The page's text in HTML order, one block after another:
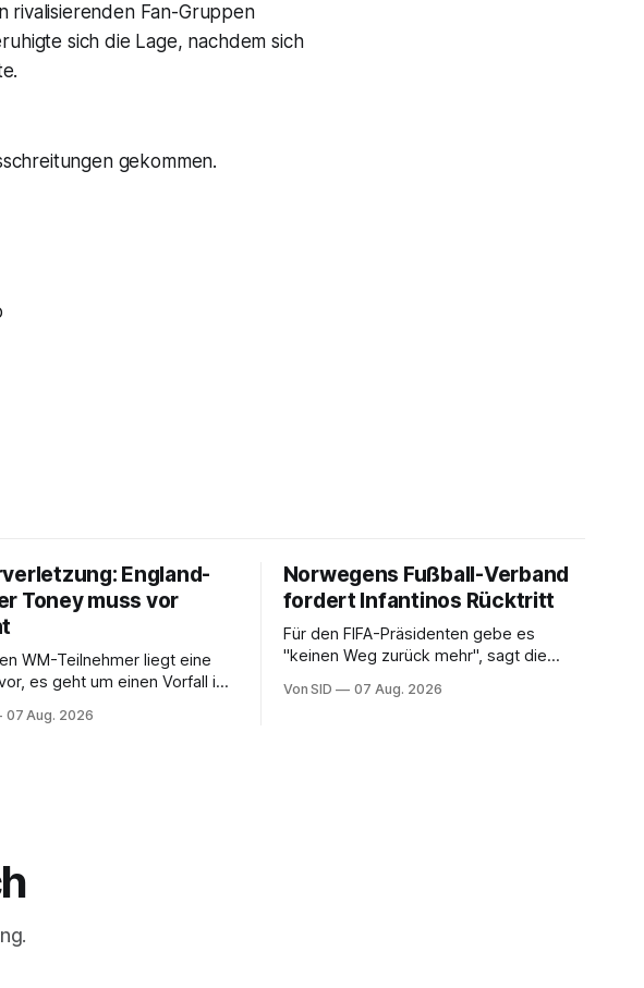
rivalisierenden Fan-Gruppen
sich die Lage, nachdem sich
gekommen.
England-
Toney muss vor
WM-Teilnehmer liegt eine
es geht um einen Vorfall in
07 Aug. 2026
Norwegens Fußball-Verband
fordert Infantinos Rücktritt
Für den FIFA-Präsidenten gebe es
"keinen Weg zurück mehr", sagt die
Von SID 07 Aug. 2026